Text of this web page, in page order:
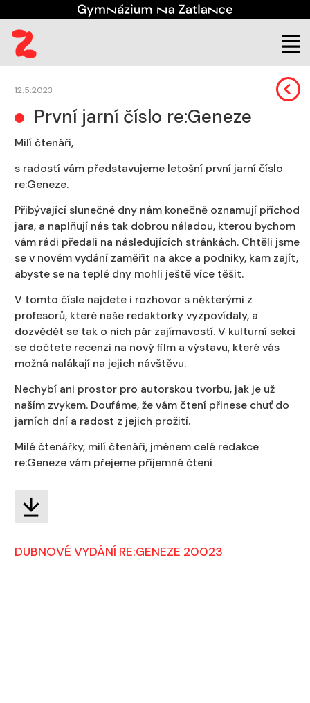
Aktuality
12.5.2023
První jarní číslo re:Geneze
Milí čtenáři,
s radostí vám představujeme letošní první jarní číslo
re:Geneze.
Přibývající slunečné dny nám konečně oznamují příchod
jara, a naplňují nás tak dobrou náladou, kterou bychom
vám rádi předali na následujících stránkách. Chtěli jsme
se v novém vydání zaměřit na akce a podniky, kam zajít,
abyste se na teplé dny mohli ještě více těšit.
V tomto čísle najdete i rozhovor s některými z
profesorů, které naše redaktorky vyzpovídaly, a
dozvědět se tak o nich pár zajímavostí. V kulturní sekci
se dočtete recenzi na nový film a výstavu, které vás
možná nalákají na jejich návštěvu.
Nechybí ani prostor pro autorskou tvorbu, jak je už
naším zvykem. Doufáme, že vám čtení přinese chuť do
jarních dní a radost z jejich prožití.
Milé čtenářky, milí čtenáři, jménem celé redakce
re:Geneze vám přejeme příjemné čtení
DUBNOVÉ VYDÁNÍ RE:GENEZE 20023